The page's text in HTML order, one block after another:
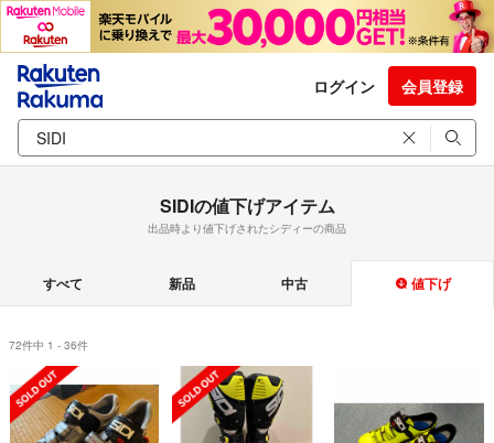
ログイン 会員登録
SIDIの値下げアイテム
出品時より値下げされたシディーの商品
すべて 新品 中古 値下げ
72件中 1 - 36件